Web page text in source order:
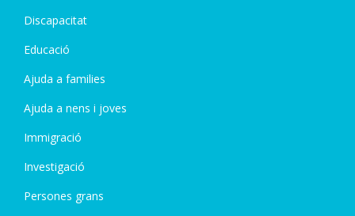
Discapacitat
Educació
Ajuda a families
Ajuda a nens i joves
Immigració
Investigació
Persones grans